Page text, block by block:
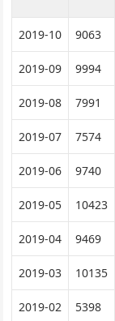
2019-10 9063
2019-09 9994
2019-08 7991
2019-07 7574
2019-06 9740
2019-05 10423
2019-04 9469
2019-03 10135
2019-02 5398